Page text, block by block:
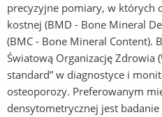
precyzyjne pomiary, w których
kostnej (BMD - Bone Mineral
(BMC - Bone Mineral Content).
Światową Organizację Zdrowia
standard” w diagnostyce i
osteoporozy. Preferowanym
densytometrycznej jest